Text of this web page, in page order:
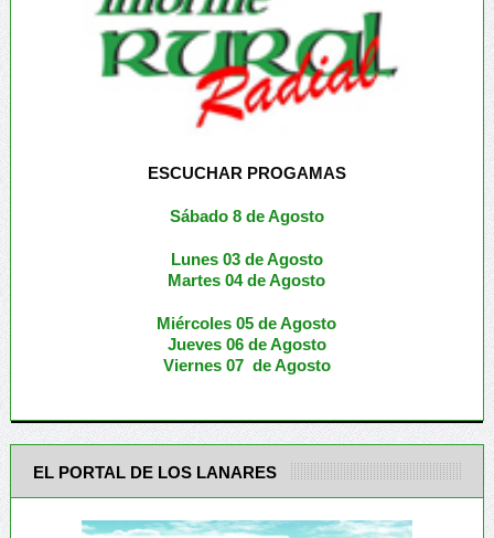
ESCUCHAR PROGAMAS
Sábado 8 de Agosto
Lunes 03 de Agosto
Martes 04 de Agosto
Miércoles 05 deAgosto
Jueves 06 de Agosto
Viernes 07 de Agosto
EL PORTAL DE LOS LANARES